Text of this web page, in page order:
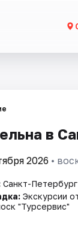
в
2026 •
Санкт-Петербург
Экскурсии
"Турсервис"